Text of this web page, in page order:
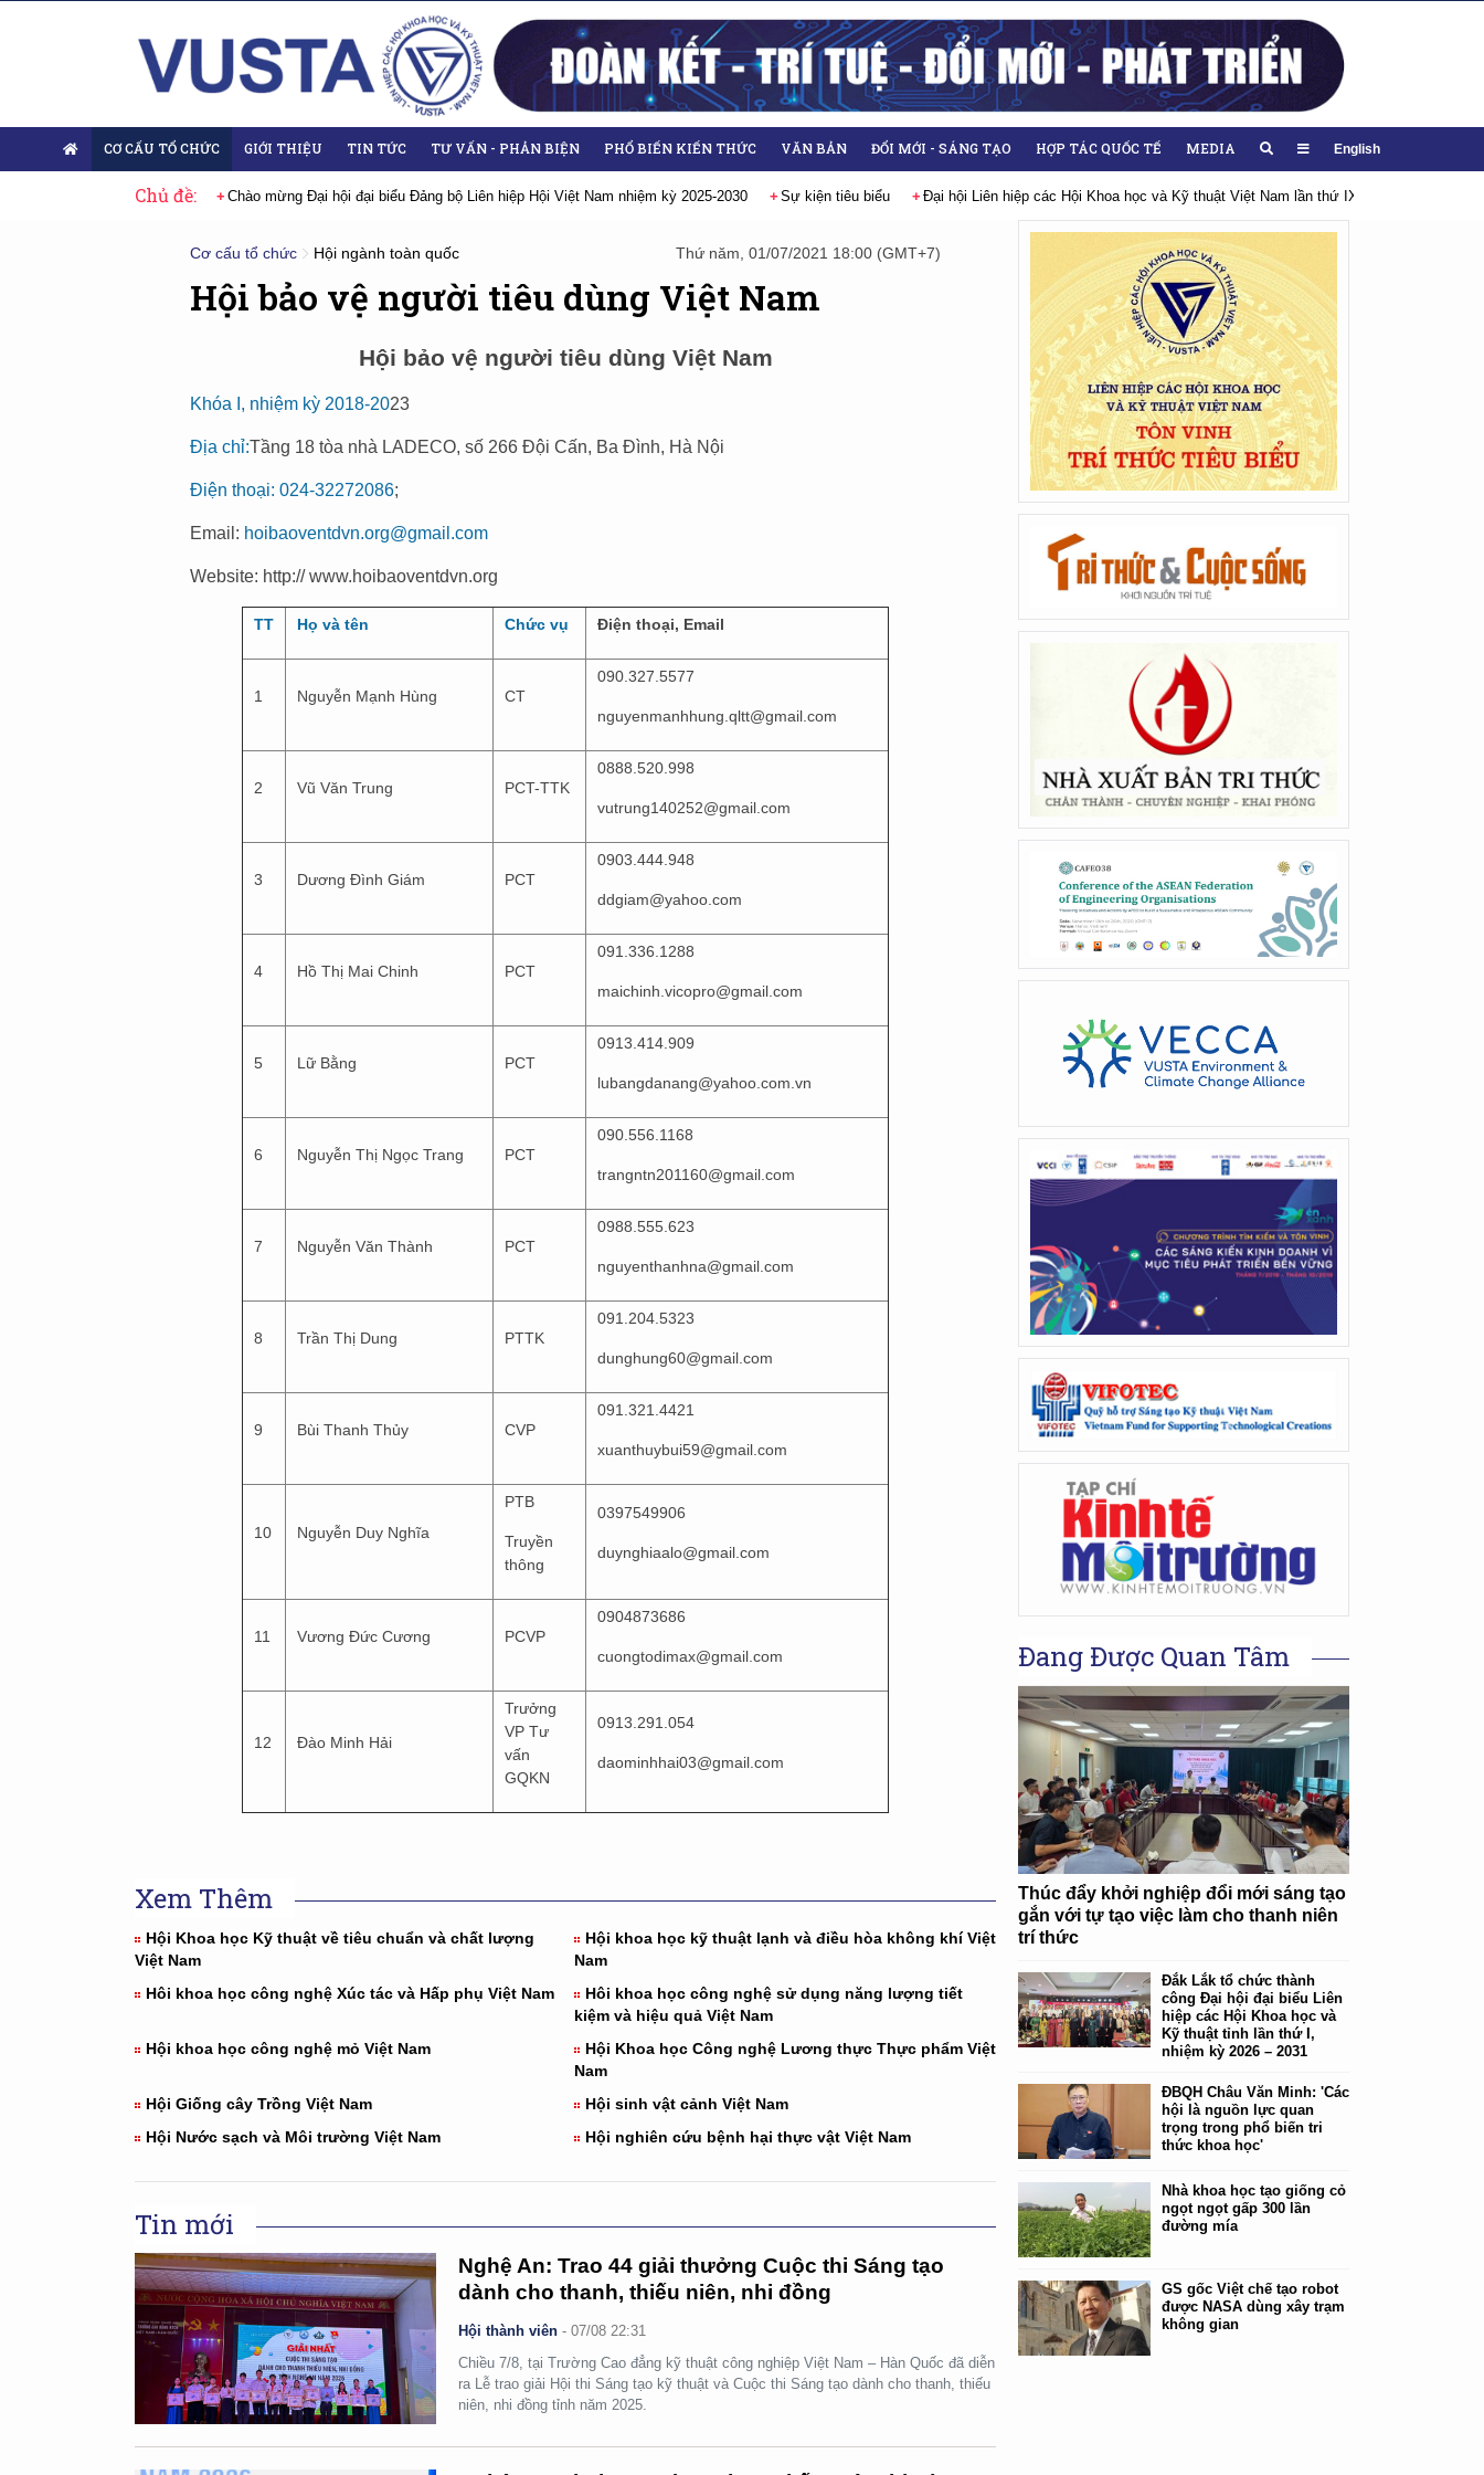
CƠ CẤU TỔ CHỨC GIỚI THIỆU TIN TỨC TƯ VẤN - PHẢN BIỆN PHỔ BIẾN KIẾN THỨC VĂN BẢN ĐỔI MỚI - SÁNG TẠO HỢP TÁC QUỐC TẾ MEDIA English
Chủ đề:
hội lần thứ XIV của Đảng Chào mừng Đại hội đại biểu Đảng bộ Liên hiệp Hội Việt Nam nhiệm kỳ 2025-2030 Sự kiện tiêu biểu Đại hội Liên hiệp các Hội Khoa học và Kỹ thuật Việt Nam lần thứ IX, nhiệm kỳ 2026-
Cơ cấu tổ chức Hội ngành toàn quốc Thứ năm, 01/07/2021 18:00 (GMT+7)
Hội bảo vệ người tiêu dùng Việt Nam
Hội bảo vệ người tiêu dùng Việt Nam
Khóa I, nhiệm kỳ 2018-2023
Địa chỉ:Tầng 18 tòa nhà LADECO, số 266 Đội Cấn, Ba Đình, Hà Nội
Điện thoại: 024-32272086;
Email: hoibaoventdvn.org@gmail.com
Website: http:// www.hoibaoventdvn.org
TT Họ và tên Chức vụ Điện thoại, Email
1 Nguyễn Mạnh Hùng CT
090.327.5577
nguyenmanhhung.qltt@gmail.com
2 Vũ Văn Trung PCT-TTK
0888.520.998
vutrung140252@gmail.com
3 Dương Đình Giám PCT
0903.444.948
ddgiam@yahoo.com
4 Hồ Thị Mai Chinh PCT
091.336.1288
maichinh.vicopro@gmail.com
5 Lữ Bằng PCT
0913.414.909
lubangdanang@yahoo.com.vn
6 Nguyễn Thị Ngọc Trang PCT
090.556.1168
trangntn201160@gmail.com
7 Nguyễn Văn Thành PCT
0988.555.623
nguyenthanhna@gmail.com
8 Trần Thị Dung PTTK
091.204.5323
dunghung60@gmail.com
9 Bùi Thanh Thủy CVP
091.321.4421
xuanthuybui59@gmail.com
10 Nguyễn Duy Nghĩa
PTB
Truyền
thông
0397549906
duynghiaalo@gmail.com
11 Vương Đức Cương PCVP
0904873686
cuongtodimax@gmail.com
12 Đào Minh Hải
Trưởng
VP Tư
vấn
GQKN
0913.291.054
daominhhai03@gmail.com
Xem Thêm
Hội Khoa học Kỹ thuật về tiêu chuẩn và chất lượng
Việt Nam
Hội khoa học kỹ thuật lạnh và điều hòa không khí Việt
Nam
Hôi khoa học công nghệ Xúc tác và Hấp phụ Việt Nam
Hôi khoa học công nghệ sử dụng năng lượng tiết
kiệm và hiệu quả Việt Nam
Hội khoa học công nghệ mỏ Việt Nam
Hội Khoa học Công nghệ Lương thực Thực phẩm Việt
Nam
Hội Giống cây Trồng Việt Nam
Hội sinh vật cảnh Việt Nam
Hội Nước sạch và Môi trường Việt Nam
Hội nghiên cứu bệnh hại thực vật Việt Nam
Tin mới
Nghệ An: Trao 44 giải thưởng Cuộc thi Sáng tạo
dành cho thanh, thiếu niên, nhi đồng
Hội thành viên -07/08 22:31
Chiều 7/8, tại Trường Cao đẳng kỹ thuật công nghiệp Việt Nam – Hàn Quốc đã diễn
ra Lễ trao giải Hội thi Sáng tạo kỹ thuật và Cuộc thi Sáng tạo dành cho thanh, thiếu
niên, nhi đồng tỉnh năm 2025.
Đang Được Quan Tâm
Thúc đẩy khởi nghiệp đổi mới sáng tạo
gắn với tự tạo việc làm cho thanh niên
trí thức
Đắk Lắk tổ chức thành
công Đại hội đại biểu Liên
hiệp các Hội Khoa học và
Kỹ thuật tỉnh lần thứ I,
nhiệm kỳ 2026 – 2031
ĐBQH Châu Văn Minh: 'Các
hội là nguồn lực quan
trọng trong phổ biến tri
thức khoa học'
Nhà khoa học tạo giống cỏ
ngọt ngọt gấp 300 lần
đường mía
GS gốc Việt chế tạo robot
được NASA dùng xây trạm
không gian